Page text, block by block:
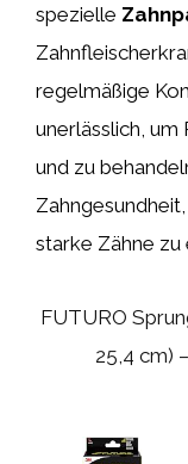
spezielle
regelmäßige
unerlässlich,
und zu
starke Zähne zu
FUTURO
25,4 cm)